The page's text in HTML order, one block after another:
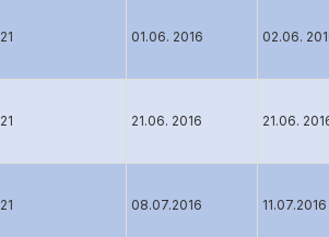
21 01.06. 2016 02.06.
21 21.06. 2016 21.06.
21 08.07.2016 11.07.2016